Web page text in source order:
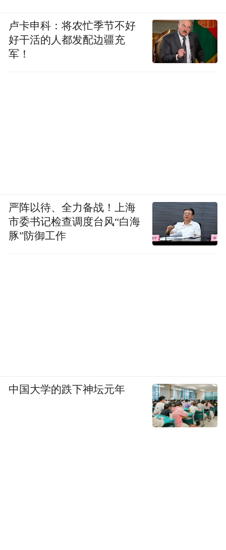
频)为凤凰网旗下自媒体平台“大风号”用户上传并发
布，本平台仅提供信息存储空间服务。
Notice: The content above (including the videos,
pictures and audios if any) is uploaded and posted
卢卡申科：将农忙季节不好
好干活的人都发配边疆充
军！
严阵以待、全力备战！上海
市委书记检查调度台风“白海
豚”防御工作
中国大学的跌下神坛元年